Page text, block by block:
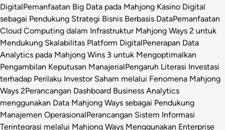
DigitalPemanfaatan Big Data pada Mahjong Kasino Digital
sebagai Pendukung Strategi Bisnis Berbasis DataPemanfaatan
Cloud Computing dalam Infrastruktur Mahjong Ways 2 untuk
Mendukung Skalabilitas Platform DigitalPenerapan Data
Analytics pada Mahjong Wins 3 untuk Mengoptimalkan
Pengambilan Keputusan ManajerialPengaruh Literasi Investasi
terhadap Perilaku Investor Saham melalui Fenomena Mahjong
Ways 2Perancangan Dashboard Business Analytics
menggunakan Data Mahjong Ways sebagai Pendukung
Manajemen OperasionalPerancangan Sistem Informasi
Terintegrasi melalui Mahjong Ways Menggunakan Enterprise